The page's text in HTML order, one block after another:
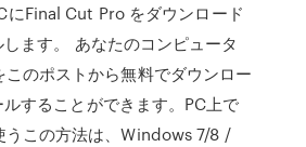
Final Cut Pro をダウンロード
ます。 あなたのコンピュータ
のポストから無料でダウンロー
ルすることができます。PC上で
この方法は、Windows 7/8 /